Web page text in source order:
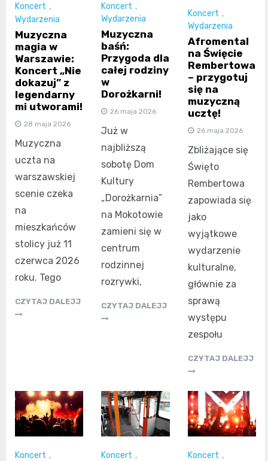
Koncert ,
Wydarzenia
Muzyczna
magia w
Warszawie:
Koncert „Nie
dokazuj” z
legendarny
mi utworami!
28 maja 2026
Muzyczna
uczta na
warszawskiej
scenie czeka
na
mieszkańców
stolicy już 11
czerwca 2026
roku. Tego
CZYTAJ DALEJJ
Koncert ,
Wydarzenia
Muzyczna
baśń:
Przygoda dla
całej rodziny
w
Dorożkarni!
26 maja 2026
Już w
najbliższą
sobotę Dom
Kultury
„Dorożkarnia”
na Mokotowie
zamieni się w
centrum
rodzinnej
rozrywki,
CZYTAJ DALEJJ
Koncert ,
Wydarzenia
Afromental
na Święcie
Rembertowa
– przygotuj
się na
muzyczną
ucztę!
26 maja 2026
Zbliżające się
Święto
Rembertowa
zapowiada się
jako
wyjątkowe
wydarzenie
kulturalne,
głównie za
sprawą
występu
zespołu
CZYTAJ DALEJJ
Koncert ,
Koncert ,
Koncert ,